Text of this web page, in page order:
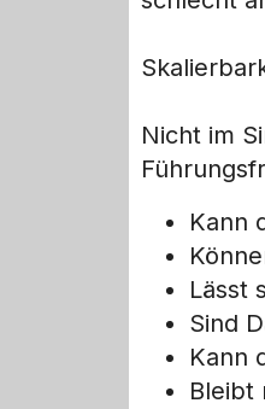
Nicht im
Kann
Lässt
Sind
Kann
Bleibt